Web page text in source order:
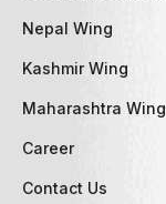
Nepal Wing
Kashmir Wing
Maharashtra Wing
Career
Contact Us